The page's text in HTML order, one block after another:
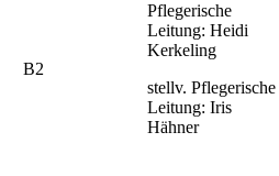
B2
Pflegerische
Leitung: Heidi
Kerkeling
stellv. Pflegerische
Leitung: Iris
Hähner